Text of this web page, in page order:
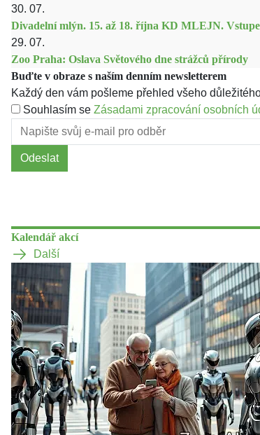
30. 07.
Divadelní mlýn. 15. až 18. října KD MLEJN.
29. 07.
Zoo Praha: Oslava Světového dne strážců přírody
Buďte v obraze s naším denním newsletterem
Každý den vám pošleme přehled všeho
Souhlasím se Zásadami zpracování osobních
Odeslat
Kalendář akcí
Další